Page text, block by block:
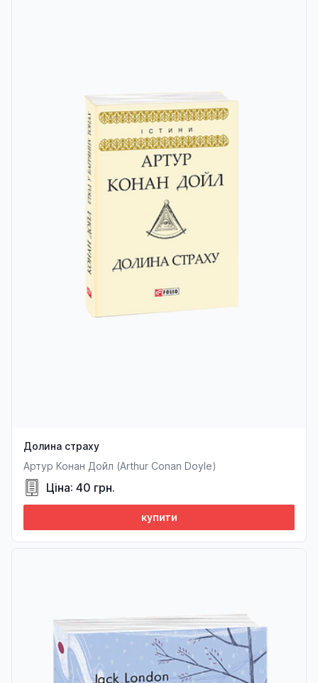
Долина страху
Артур Конан Дойл (Arthur Conan Doyle)
Ціна: 40 грн.
купити